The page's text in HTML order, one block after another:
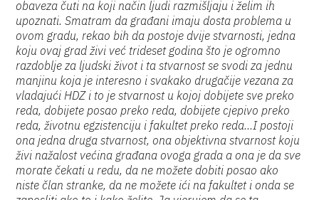
obaveza čuti na koji način ljudi razmišljaju i želim ih
upoznati. Smatram da građani imaju dosta problema u
ovom gradu, rekao bih da postoje dvije stvarnosti, jedna
koju ovaj grad živi već trideset godina što je ogromno
razdoblje za ljudski život i ta stvarnost se svodi za jednu
manjinu koja je interesno i svakako drugačije vezana za
vladajući HDZ i to je stvarnost u kojoj dobijete sve preko
reda, dobijete posao preko reda, dobijete cjepivo preko
reda, životnu egzistenciju i fakultet preko reda…I postoji
ona jedna druga stvarnost, ona objektivna stvarnost koju
živi nažalost većina građana ovoga grada a ona je da sve
morate čekati u redu, da ne možete dobiti posao ako
niste član stranke, da ne možete ići na fakultet i onda se